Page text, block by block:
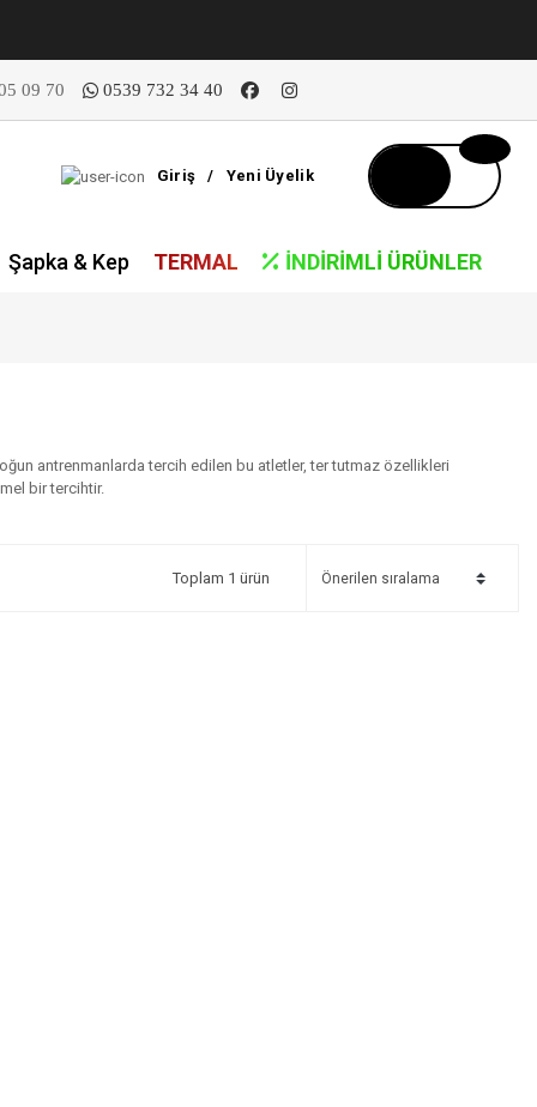
09 70 0539 732 34 40
Giriş / Yeni Üyelik
Şapka & Kep TERMAL İNDIRIMLI ÜRÜNLER
antrenmanlarda tercih edilen bu atletler, ter tutmaz özellikleri
bir tercihtir.
Toplam 1 ürün